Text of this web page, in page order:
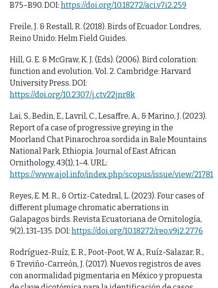
B75–B90. DOI: https://doi.org/10.18272/aci.v7i2.259
Freile, J. & Restall, R. (2018). Birds of Ecuador. Londres,
Reino Unido: Helm Field Guides.
Hill, G. E. & McGraw, K. J. (Eds). (2006). Bird coloration:
function and evolution. Vol. 2. Cambridge: Harvard
University Press. DOI:
https://doi.org/10.2307/j.ctv22jnr8k
Lai, S., Bedin, E., Lavril, C., Lesaffre, A., & Marino, J. (2023).
Report of a case of progressive greying in the
Moorland Chat Pinarochroa sordida in Bale Mountains
National Park, Ethiopia. Journal of East African
Ornithology, 43(1), 1–4. URL:
https://www.ajol.info/index.php/scopus/issue/view/21781
Reyes, E. M. R., & Ortiz-Catedral, L. (2023). Four cases of
different plumage chromatic aberrations in
Galapagos birds. Revista Ecuatoriana de Ornitología,
9(2), 131–135. DOI: https://doi.org/10.18272/reo.v9i2.2776
Rodríguez-Ruíz, E. R., Poot-Poot, W. A., Ruíz-Salazar, R.,
& Treviño-Carreón, J. (2017). Nuevos registros de aves
con anormalidad pigmentaria en México y propuesta